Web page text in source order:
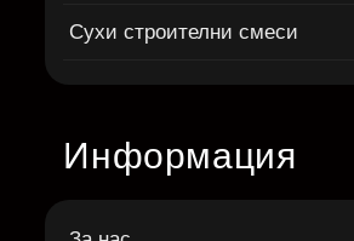
Сухи строителни смеси
Информация